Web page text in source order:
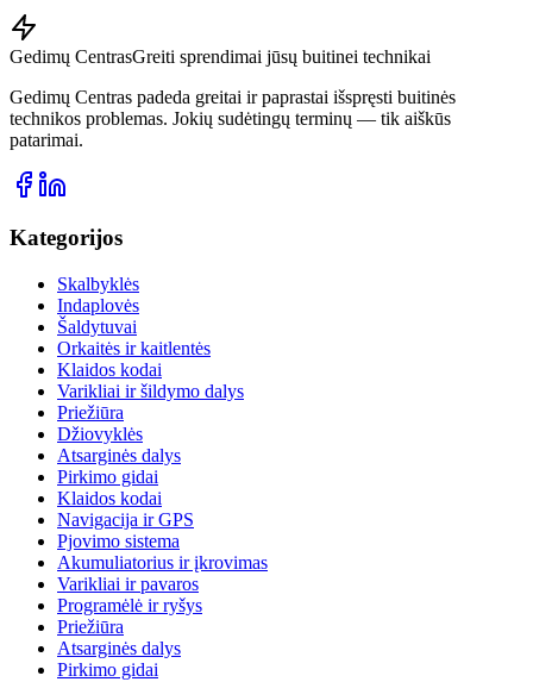
Gedimų CentrasGreiti sprendimai jūsų buitinei technikai
Gedimų Centras padeda greitai ir paprastai išspręsti buitinės
technikos problemas. Jokių sudėtingų terminų — tik aiškūs
patarimai.
Kategorijos
Skalbyklės
Indaplovės
Šaldytuvai
Orkaitės ir kaitlentės
Klaidos kodai
Varikliai ir šildymo dalys
Priežiūra
Džiovyklės
Atsarginės dalys
Pirkimo gidai
Klaidos kodai
Navigacija ir GPS
Pjovimo sistema
Akumuliatorius ir įkrovimas
Varikliai ir pavaros
Programėlė ir ryšys
Priežiūra
Atsarginės dalys
Pirkimo gidai